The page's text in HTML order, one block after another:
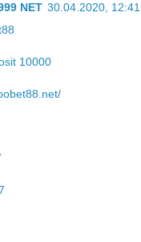
NET 30.04.2020, 12:41
10000